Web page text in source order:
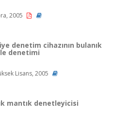
2005
denetim cihazının bulanık
denetimi
Lisans, 2005
mantık denetleyicisi